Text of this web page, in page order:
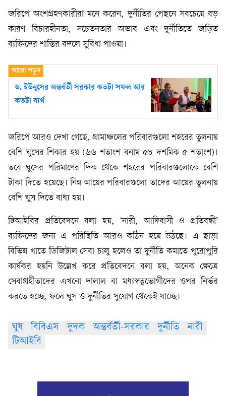
জরিপে অংশগ্রহণকারীরা মনে করেন, দুর্নীতির পেছনে সবচেয়ে বড়
কারণ বিচারহীনতা, সচেতনতার অভাব এবং দুর্নীতিতে জড়িত
ব্যক্তিদের শাস্তির বদলে সুবিধা পাওয়া।
ড. ইউনূসের অন্তর্বর্তী সরকার কতটা সফল আর
কতটা ব্যর্থ
জরিপে আরও দেখা গেছে, গ্রামাঞ্চলের পরিবারগুলো শহরের তুলনায়
বেশি ঘুসের শিকার হয় (৬৬ শতাংশ বনাম ৫৮ দশমিক ৫ শতাংশ)।
তবে ঘুসের পরিমাণের দিক থেকে শহরের পরিবারগুলোকে বেশি
টাকা দিতে হয়েছে। নিম্ন আয়ের পরিবারগুলো তাদের আয়ের তুলনায়
বেশি ঘুস দিতে বাধ্য হয়।
টিআইবির প্রতিবেদনে বলা হয়, ‘নারী, আদিবাসী ও প্রতিবন্ধী’
ব্যক্তিদের জন্য এ পরিস্থিতি আরও কঠিন হয়ে উঠছে। এ ছাড়া
বিভিন্ন খাতে ডিজিটাল সেবা চালু হলেও তা দুর্নীতি কমাতে পুরোপুরি
কার্যকর হয়নি উল্লেখ করে প্রতিবেদনে বলা হয়, অনেক ক্ষেত্রে
সেবাগ্রহীতাদের এখনো দালাল বা মধ্যস্বত্বভোগীদের ওপর নির্ভর
করতে হচ্ছে, ফলে ঘুস ও দুর্নীতির সুযোগ থেকেই যাচ্ছে।
ঘুষ বিবিএস দুদক অন্তর্বর্তী-সরকার দুর্নীতি
নারী
টিআইবি